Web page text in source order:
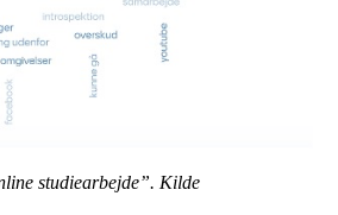
studiearbejde”. Kilde